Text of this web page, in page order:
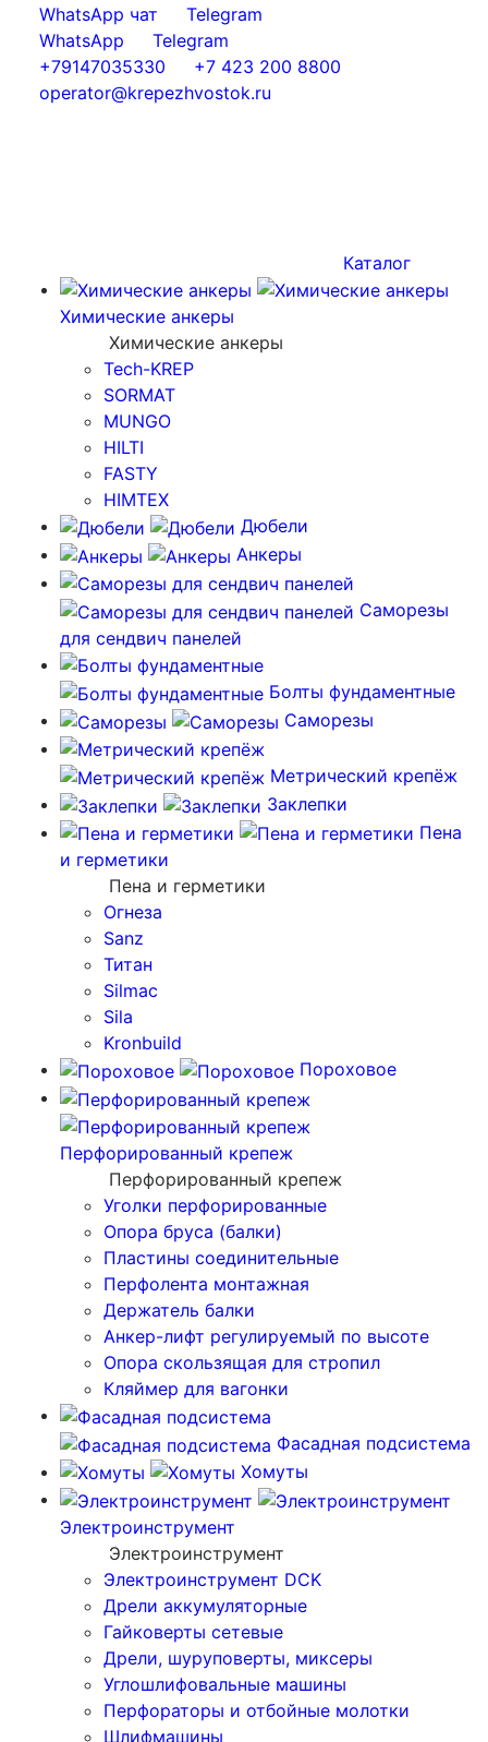
WhatsApp чат
Telegram
WhatsApp
Telegram
+79147035330
+7 423 200 8800
operator@krepezhvostok.ru
Каталог
Химические анкеры
Химические анкеры
Tech-KREP
SORMAT
MUNGO
HILTI
FASTY
HIMTEX
Дюбели
Анкеры
Саморезы
для сендвич панелей
Болты фундаментные
Саморезы
Метрический крепёж
Заклепки
Пена
и герметики
Пена и герметики
Огнеза
Sanz
Титан
Silmac
Sila
Kronbuild
Пороховое
Перфорированный крепеж
Перфорированный крепеж
Уголки перфорированные
Опора бруса (балки)
Пластины соединительные
Перфолента монтажная
Держатель балки
Анкер-лифт регулируемый по высоте
Опора скользящая для стропил
Кляймер для вагонки
Фасадная подсистема
Хомуты
Электроинструмент
Электроинструмент
Электроинструмент DCK
Дрели аккумуляторные
Гайковерты сетевые
Дрели, шуруповерты, миксеры
Углошлифовальные машины
Перфораторы и отбойные молотки
Шлифмашины